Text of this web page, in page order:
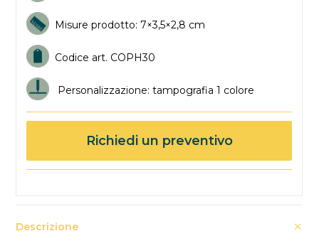
Misure prodotto: 7×3,5×2,8 cm
Codice art. COPH30
Personalizzazione: tampografia 1 colore
Richiedi un preventivo
Descrizione